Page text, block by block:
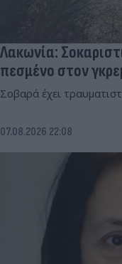
Λακωνία:
πεσμένο στον
Σοβαρά έχει
07.08.2026 22:08